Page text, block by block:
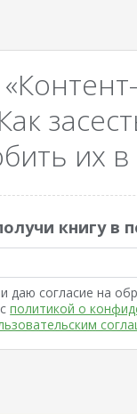
их в
книгу в
согласие на
сполитикой о